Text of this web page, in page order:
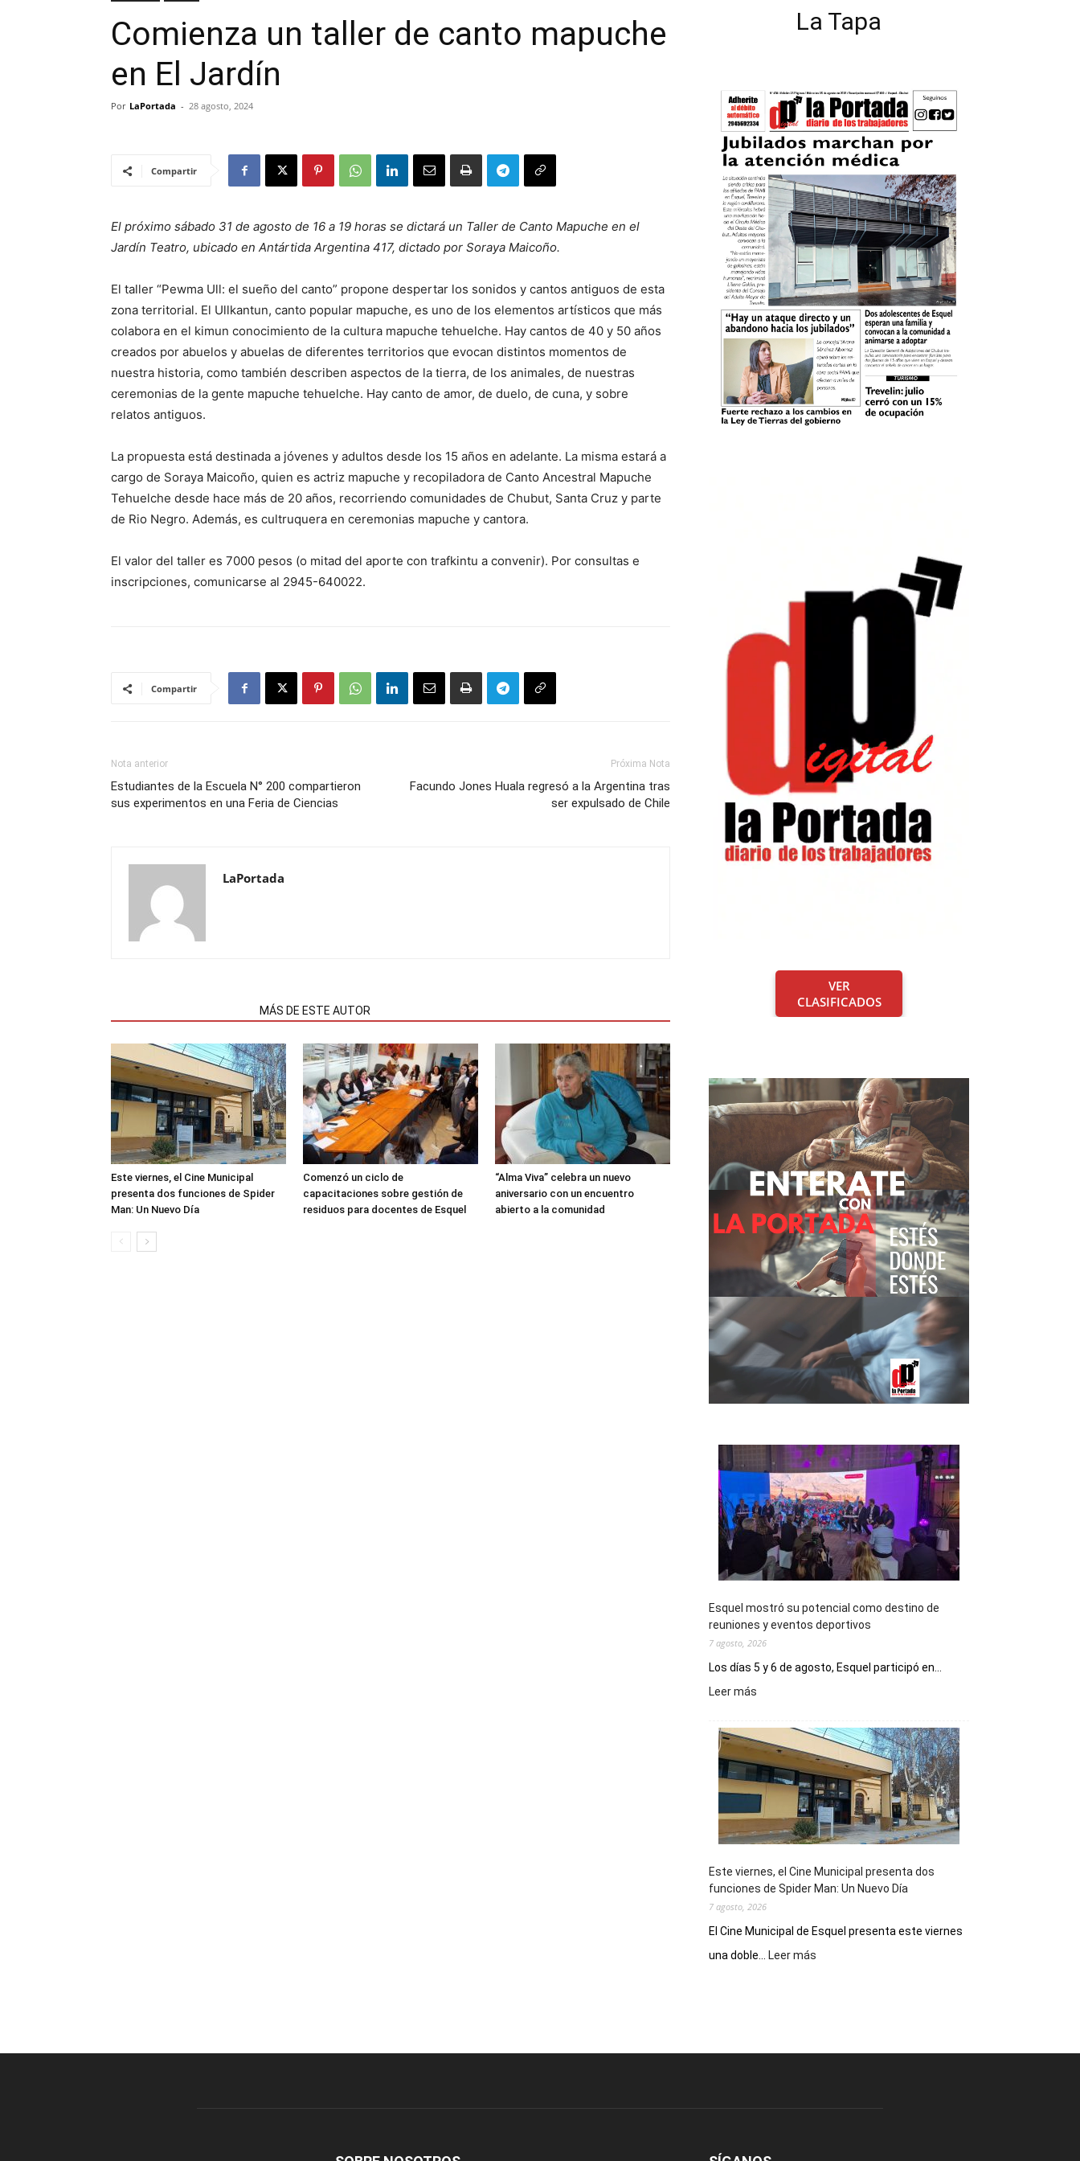
Comienza un taller de canto mapuche
en El Jardín
Por LaPortada - 28 agosto, 2024
Compartir
El próximo sábado 31 de agosto de 16 a 19 horas se dictará un Taller de Canto Mapuche en el
Jardín Teatro, ubicado en Antártida Argentina 417, dictado por Soraya Maicoño.
El taller “Pewma Ull: el sueño del canto” propone despertar los sonidos y cantos antiguos de esta
zona territorial. El Ullkantun, canto popular mapuche, es uno de los elementos artísticos que más
colabora en el kimun conocimiento de la cultura mapuche tehuelche. Hay cantos de 40 y 50 años
creados por abuelos y abuelas de diferentes territorios que evocan distintos momentos de
nuestra historia, como también describen aspectos de la tierra, de los animales, de nuestras
ceremonias de la gente mapuche tehuelche. Hay canto de amor, de duelo, de cuna, y sobre
relatos antiguos.
La propuesta está destinada a jóvenes y adultos desde los 15 años en adelante. La misma estará a
cargo de Soraya Maicoño, quien es actriz mapuche y recopiladora de Canto Ancestral Mapuche
Tehuelche desde hace más de 20 años, recorriendo comunidades de Chubut, Santa Cruz y parte
de Rio Negro. Además, es cultruquera en ceremonias mapuche y cantora.
El valor del taller es 7000 pesos (o mitad del aporte con trafkintu a convenir). Por consultas e
inscripciones, comunicarse al 2945-640022.
Compartir
Nota anterior
Estudiantes de la Escuela N° 200 compartieron
sus experimentos en una Feria de Ciencias
Próxima Nota
Facundo Jones Huala regresó a la Argentina tras
ser expulsado de Chile
LaPortada
MÁS DE ESTE AUTOR
Este viernes, el Cine Municipal
presenta dos funciones de Spider
Man: Un Nuevo Día
Comenzó un ciclo de
capacitaciones sobre gestión de
residuos para docentes de Esquel
“Alma Viva” celebra un nuevo
aniversario con un encuentro
abierto a la comunidad
La Tapa
VER
CLASIFICADOS
Esquel mostró su potencial como destino de
reuniones y eventos deportivos
7 agosto, 2026
Los días 5 y 6 de agosto, Esquel participó en...
Leer más
su
potencial
como
destino
de
reuniones
y
deportivos
Este viernes, el Cine Municipal presenta dos
funciones de Spider Man: Un Nuevo Día
7 agosto, 2026
El Cine Municipal de Esquel presenta este viernes
una doble...
Leer más
presenta